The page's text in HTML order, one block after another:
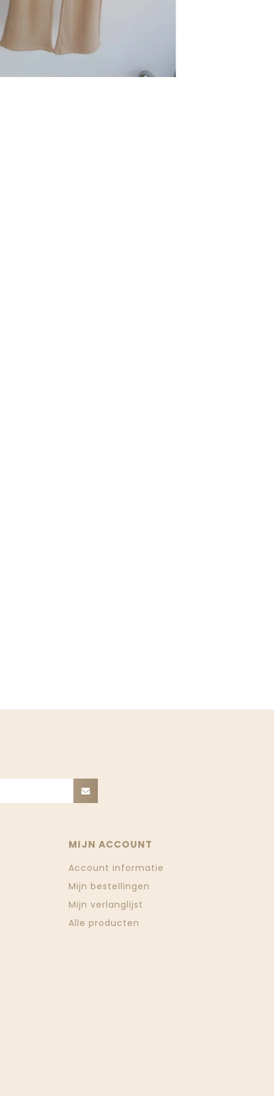
MIJN ACCOUNT
Account informatie
Mijn bestellingen
Mijn verlanglijst
Alle producten